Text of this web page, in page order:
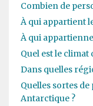
Combien de
À qui appartient
À qui
Quel est le climat
Dans quelles
Quelles sortes
Antarctique ?